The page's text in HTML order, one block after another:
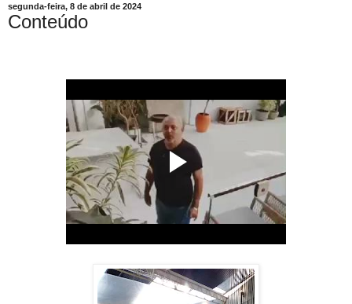
segunda-feira, 8 de abril de 2024
Conteúdo